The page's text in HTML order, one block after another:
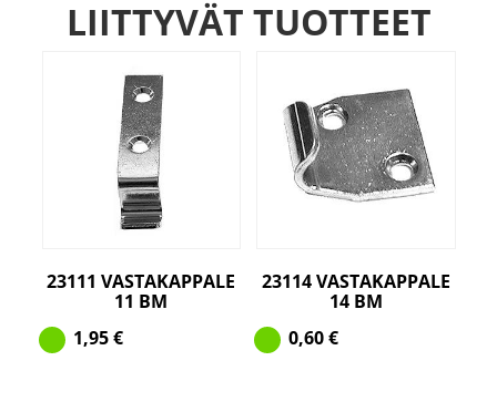
LIITTYVÄT TUOTTEET
23111 VASTAKAPPALE
11 BM
1,95€
23114 VASTAKAPPALE
14 BM
0,60€